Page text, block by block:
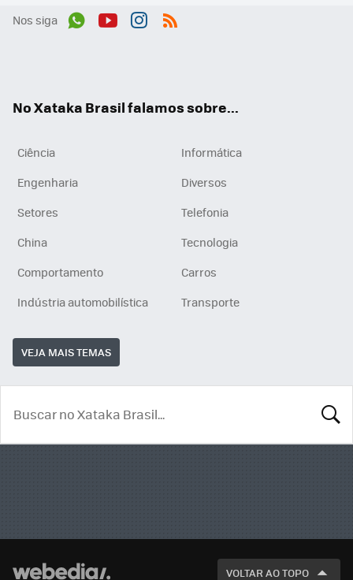
Nos siga
No Xataka Brasil falamos sobre...
Ciência
Informática
Engenharia
Diversos
Setores
Telefonia
China
Tecnologia
Comportamento
Carros
Indústria automobilística
Transporte
VEJA MAIS TEMAS
VOLTAR AO TOPO